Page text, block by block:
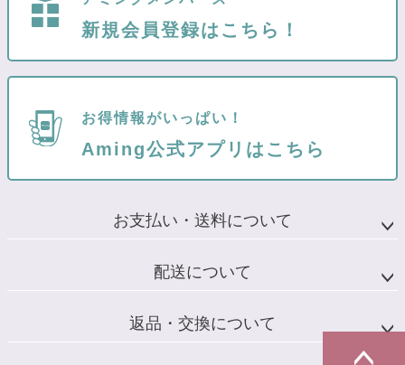
新規会員登録はこちら！
お得情報がいっぱい！
Aming公式アプリはこちら
お支払い・送料について
配送について
返品・交換について